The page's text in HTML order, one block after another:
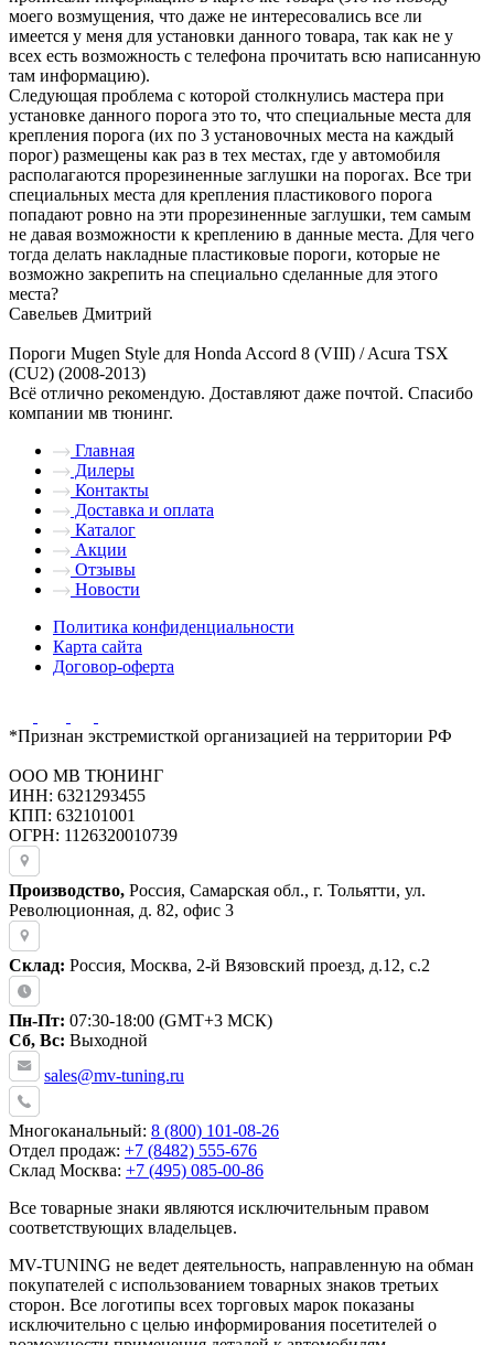
моего возмущения, что даже не интересовались все ли
имеется у меня для установки данного товара, так как не у
всех есть возможность с телефона прочитать всю написанную
там информацию).
Следующая проблема с которой столкнулись мастера при
установке данного порога это то, что специальные места для
крепления порога (их по 3 установочных места на каждый
порог) размещены как раз в тех местах, где у автомобиля
располагаются прорезиненные заглушки на порогах. Все три
специальных места для крепления пластикового порога
попадают ровно на эти прорезиненные заглушки, тем самым
не давая возможности к креплению в данные места. Для чего
тогда делать накладные пластиковые пороги, которые не
возможно закрепить на специально сделанные для этого
места?
Савельев Дмитрий
Пороги Mugen Style для Honda Accord 8 (VIII) / Acura TSX
(CU2) (2008-2013)
Всё отлично рекомендую. Доставляют даже почтой. Спасибо
компании мв тюнинг.
Главная
Дилеры
Контакты
Доставка и оплата
Каталог
Акции
Отзывы
Новости
Политика конфиденциальности
Карта сайта
Договор-оферта
*Признан экстремисткой организацией на территории РФ
ООО МВ ТЮНИНГ
ИНН: 6321293455
КПП: 632101001
ОГРН: 1126320010739
Производство, Россия, Самарская обл., г. Тольятти, ул.
Революционная, д. 82, офис 3
Склад: Россия, Москва, 2-й Вязовский проезд, д.12, с.2
Пн-Пт: 07:30-18:00 (GMT+3 МСК)
Сб, Вс: Выходной
sales@mv-tuning.ru
Многоканальный: 8 (800) 101-08-26
Отдел продаж: +7 (8482) 555-676
Склад Москва: +7 (495) 085-00-86
Все товарные знаки являются исключительным правом
соответствующих владельцев.
MV-TUNING не ведет деятельность, направленную на обман
покупателей с использованием товарных знаков третьих
сторон. Все логотипы всех торговых марок показаны
исключительно с целью информирования посетителей о